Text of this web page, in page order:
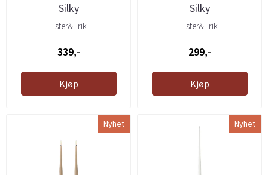
Silky
Ester&Erik
339,-
Kjøp
Silky
Ester&Erik
299,-
Kjøp
Nyhet Nyhet